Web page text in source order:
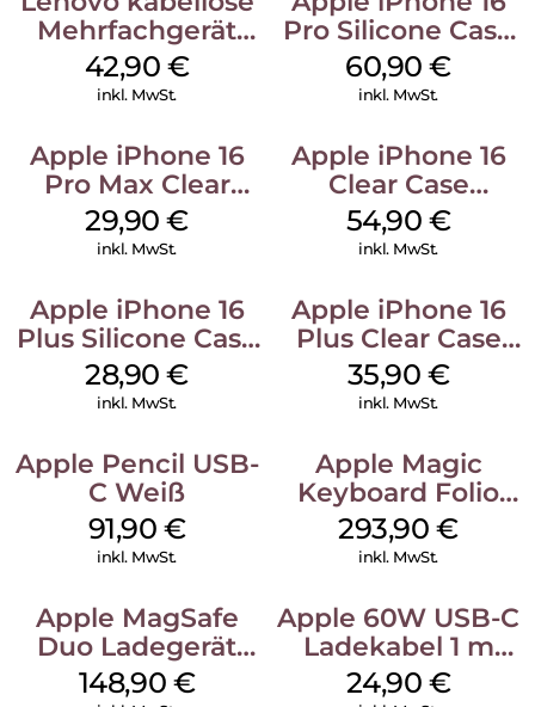
Mehrfachgerät
Luna Grey
42,90 €
inkl. MwSt.
Pro Silicone Case
MagSafe Stone
Gray
60,90€
inkl. MwSt.
Apple iPhone 16
Pro Max Clear
Case MagSafe
Transparent
29,90€
inkl. MwSt.
Apple iPhone 16
Clear Case
MagSafe
Transparent
54,90 €
inkl. MwSt.
Apple iPhone 16
Plus Silicone Case
MagSafe Black
28,90€
inkl. MwSt.
Apple iPhone 16
Plus Clear Case
MagSafe
Transparent
35,90 €
inkl. MwSt.
Apple Pencil USB-
C Weiß
91,90 €
inkl. MwSt.
Apple Magic
Keyboard Folio
iPad 10.9″ (10.Gen.)
Weiß
293,90€
inkl. MwSt.
Apple MagSafe
Duo Ladegerät
Weiß
148,90 €
Apple 60W USB-C
Ladekabel 1 m
Weiß
24,90 €